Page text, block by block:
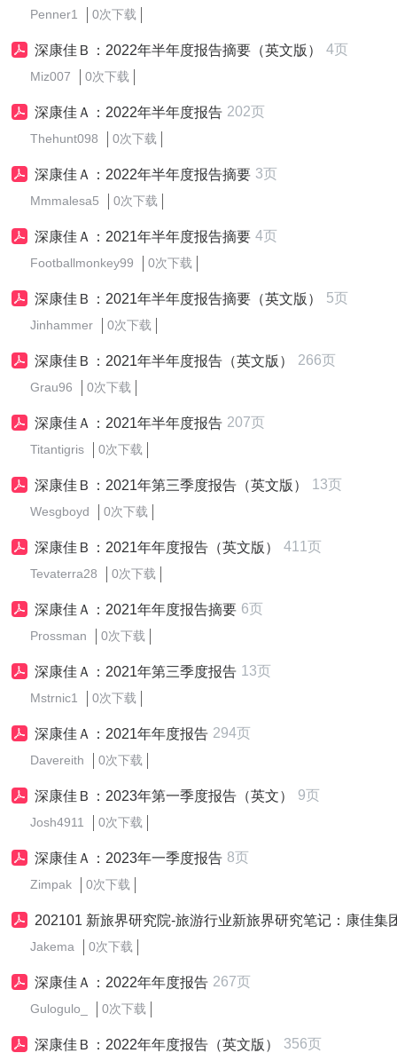
Penner1 0次下载
深康佳Ｂ：2022年半年度报告摘要（英文版） 4页
Miz007 0次下载
深康佳Ａ：2022年半年度报告 202页
Thehunt098 0次下载
深康佳Ａ：2022年半年度报告摘要 3页
Mmmalesa5 0次下载
深康佳Ａ：2021年半年度报告摘要 4页
Footballmonkey99 0次下载
深康佳Ｂ：2021年半年度报告摘要（英文版） 5页
Jinhammer 0次下载
深康佳Ｂ：2021年半年度报告（英文版） 266页
Grau96 0次下载
深康佳Ａ：2021年半年度报告 207页
Titantigris 0次下载
深康佳Ｂ：2021年第三季度报告（英文版） 13页
Wesgboyd 0次下载
深康佳Ｂ：2021年年度报告（英文版） 411页
Tevaterra28 0次下载
深康佳Ａ：2021年年度报告摘要 6页
Prossman 0次下载
深康佳Ａ：2021年第三季度报告 13页
Mstrnic1 0次下载
深康佳Ａ：2021年年度报告 294页
Davereith 0次下载
深康佳Ｂ：2023年第一季度报告（英文） 9页
Josh4911 0次下载
深康佳Ａ：2023年一季度报告 8页
Zimpak 0次下载
202101 新旅界研究院-旅游行业新旅界研究笔记：康佳集团跨界布局文旅业态，新智认知进一步聚
Jakema 0次下载
深康佳Ａ：2022年年度报告 267页
Gulogulo_ 0次下载
深康佳Ｂ：2022年年度报告（英文版） 356页